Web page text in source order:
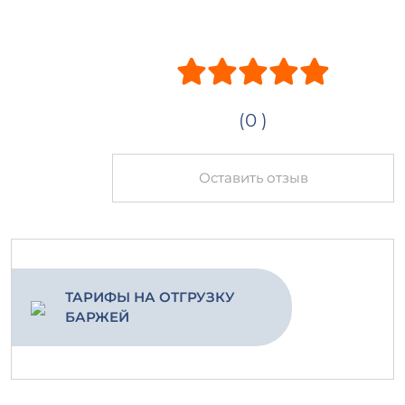
(0 )
Оставить отзыв
ТАРИФЫ НА ОТГРУЗКУ
БАРЖЕЙ